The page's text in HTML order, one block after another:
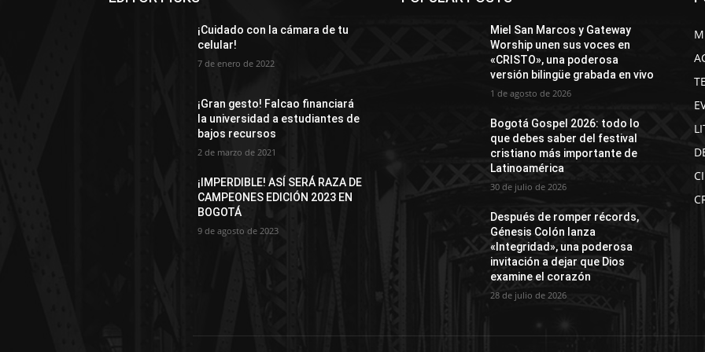
¡Cuidado con la cámara de tu
celular!
7 de enero de 2022
¡Gran gesto! Falcao financiará
la universidad a estudiantes de
bajos recursos
2 de marzo de 2021
¡IMPERDIBLE! ASÍ SERÁ RAZA DE
CAMPEONES EDICIÓN 2023 EN
BOGOTÁ
9 de agosto de 2023
Miel San Marcos y Gateway
Worship unen sus voces en
«CRISTO», una poderosa
versión bilingüe grabada en vivo
1 de agosto de 2026
Bogotá Gospel 2026: todo lo
que debes saber del festival
cristiano más importante de
Latinoamérica
30 de julio de 2026
Después de romper récords,
Génesis Colón lanza
«Integridad», una poderosa
invitación a dejar que Dios
examine el corazón
28 de julio de 2026